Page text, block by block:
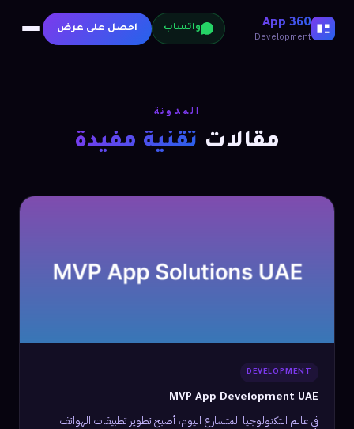
360 App
Development
واتساب احصل على عرض
المدونة
مقالات تقنية مفيدة
DEVELOPMENT
MVP App Development UAE
في عالم التكنولوجيا المتسارع اليوم، أصبح تطوير تطبيقات الهواتف